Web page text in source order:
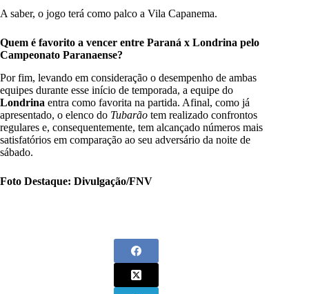
A saber, o jogo terá como palco a Vila Capanema.
Quem é favorito a vencer entre Paraná x Londrina pelo
Campeonato Paranaense?
Por fim, levando em consideração o desempenho de ambas
equipes durante esse início de temporada, a equipe do
Londrina entra como favorita na partida. Afinal, como já
apresentado, o elenco do Tubarão tem realizado confrontos
regulares e, consequentemente, tem alcançado números mais
satisfatórios em comparação ao seu adversário da noite de
sábado.
Foto Destaque: Divulgação/FNV